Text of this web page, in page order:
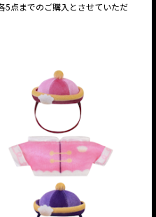
点までのご購入とさせていただ